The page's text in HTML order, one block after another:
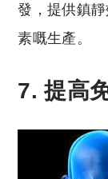
發，提供鎮
素嘅生產。
7. 提高